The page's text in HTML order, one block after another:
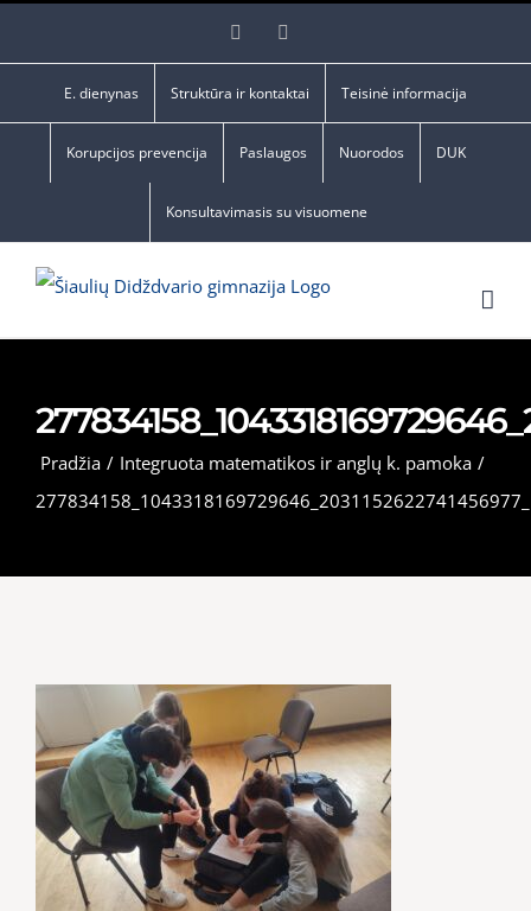
Facebook
E. dienynas Struktūra ir kontaktai Teisinė informacija
Korupcijos prevencija Paslaugos Nuorodos DUK
Konsultavimasis su visuomene
Pradžia / Integruota matematikos ir anglų k. pamoka /